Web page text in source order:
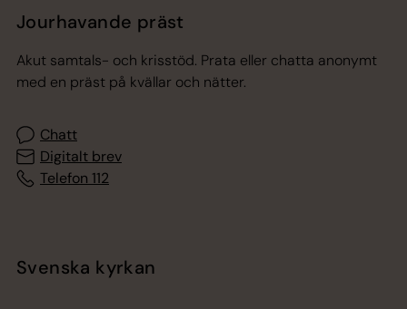
Jourhavande präst
Akut samtals- och krisstöd. Prata eller chatta anonymt
med en präst på kvällar och nätter.
Chatt
Digitalt brev
Telefon 112
Svenska kyrkan